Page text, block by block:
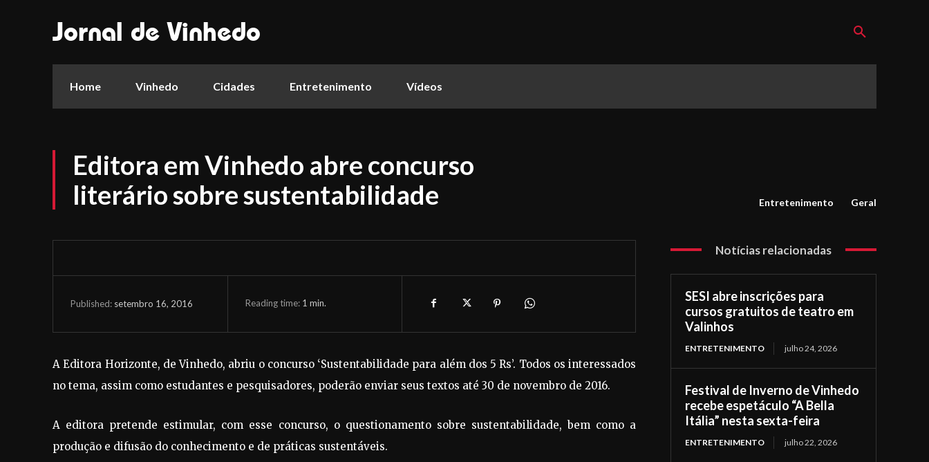
Jornal de Vinhedo
Home Vinhedo Cidades Entretenimento Vídeos
Editora em Vinhedo abre concurso
literário sobre sustentabilidade
Entretenimento Geral
Published: setembro 16, 2016 Reading time: 1 min.
A Editora Horizonte, de Vinhedo, abriu o concurso ‘Sustentabilidade para além dos 5 Rs’. Todos os interessados
no tema, assim como estudantes e pesquisadores, poderão enviar seus textos até 30 de novembro de 2016.
A editora pretende estimular, com esse concurso, o questionamento sobre sustentabilidade, bem como a
produção e difusão do conhecimento e de práticas sustentáveis.
Notícias relacionadas
SESI abre inscrições para
cursos gratuitos de teatro em
Valinhos
ENTRETENIMENTO julho 24, 2026
Festival de Inverno de Vinhedo
recebe espetáculo “A Bella
Itália” nesta sexta-feira
ENTRETENIMENTO julho 22, 2026